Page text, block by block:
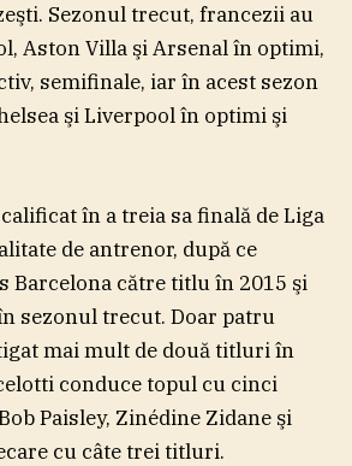
Sezonul trecut, francezii au
Aston Villa şi Arsenal în optimi,
semifinale, iar în acest sezon
şi Liverpool în optimi şi
în a treia sa finală de Liga
de antrenor, după ce
Barcelona către titlu în 2015 şi
sezonul trecut. Doar patru
mai mult de două titluri în
conduce topul cu cinci
Paisley, Zinédine Zidane şi
cu câte trei titluri.